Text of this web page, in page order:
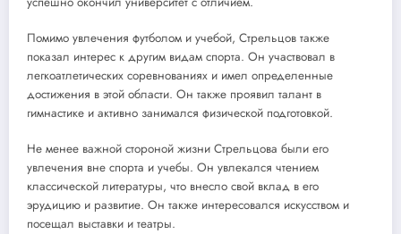
Помимо увлечения футболом и учебой, Стрельцов также
показал интерес к другим видам спорта. Он участвовал в
легкоатлетических соревнованиях и имел определенные
достижения в этой области. Он также проявил талант в
гимнастике и активно занимался физической подготовкой.
Не менее важной стороной жизни Стрельцова были его
увлечения вне спорта и учебы. Он увлекался чтением
классической литературы, что внесло свой вклад в его
эрудицию и развитие. Он также интересовался искусством и
посещал выставки и театры.